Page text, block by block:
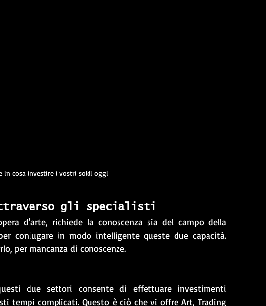
in cosa investire i vostri soldi oggi
gli specialisti
d'arte, richiede la conoscenza sia del campo della
coniugare in modo intelligente queste due capacità.
per mancanza di conoscenze.
due settori consente di effettuare investimenti
tempi complicati. Questo è ciò che vi offre Art, Trading